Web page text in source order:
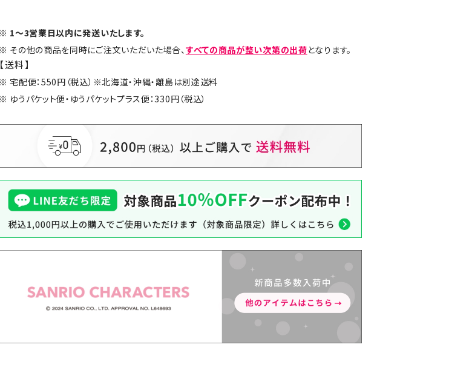
1～3営業日以内に発送いたします。
その他の商品を同時にご注文いただいた場合、すべての商品が整い次第の出荷となります。
【送料】
宅配便：550円（税込）※北海道・沖縄・離島は別途送料
ゆうパケット便・ゆうパケットプラス便：330円（税込）